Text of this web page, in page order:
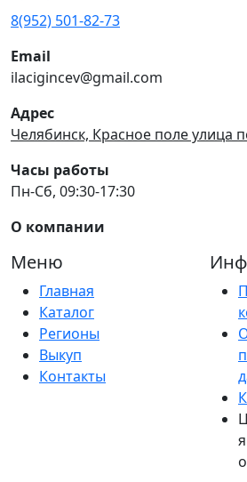
8(952) 501-82-73
Email
ilacigincev@gmail.com
Адрес
Челябинск, Красное поле улица
Часы работы
Пн-Сб, 09:30-17:30
О компании
Меню
Главная
Каталог
Регионы
Выкуп
Контакты